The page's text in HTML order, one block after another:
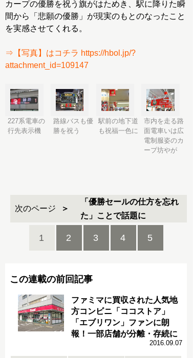
カープの優勝を祝う旗がはためき、駅に降りた瞬
間から「悲願の優勝」が現実のもとのなったこと
を実感させてくれる。
⇒【写真】はコチラ https://hbol.jp/?
attachment_id=109147
227系電車の
行先表示機
路線バスも優
勝を祝う
駅前の地下道
も祝福一色に
市内を走る路
面電車いは広
電制服姿のカ
ープ坊やが
次のページ
「優勝セールの仕方を忘れ
た」ことで話題に
1 2 3 4 5
この連載の前回記事
ファミマに買収された人気地
方コンビニ「ココストア」
「エブリワン」ファンに朗
報！一部店舗が分離・存続に
2016.09.07